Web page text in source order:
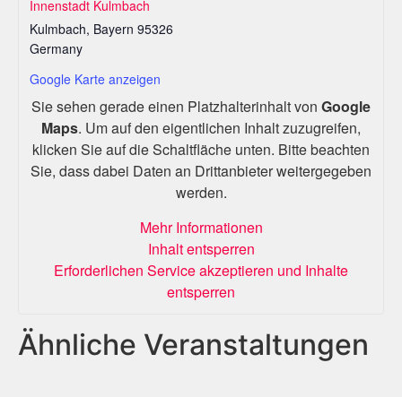
Innenstadt Kulmbach
Kulmbach, Bayern 95326
Germany
Google Karte anzeigen
Sie sehen gerade einen Platzhalterinhalt von Google
Maps. Um auf den eigentlichen Inhalt zuzugreifen,
klicken Sie auf die Schaltfläche unten. Bitte beachten
Sie, dass dabei Daten an Drittanbieter weitergegeben
werden.
Mehr Informationen
Inhalt entsperren
Erforderlichen Service akzeptieren und Inhalte
entsperren
Ähnliche Veranstaltungen